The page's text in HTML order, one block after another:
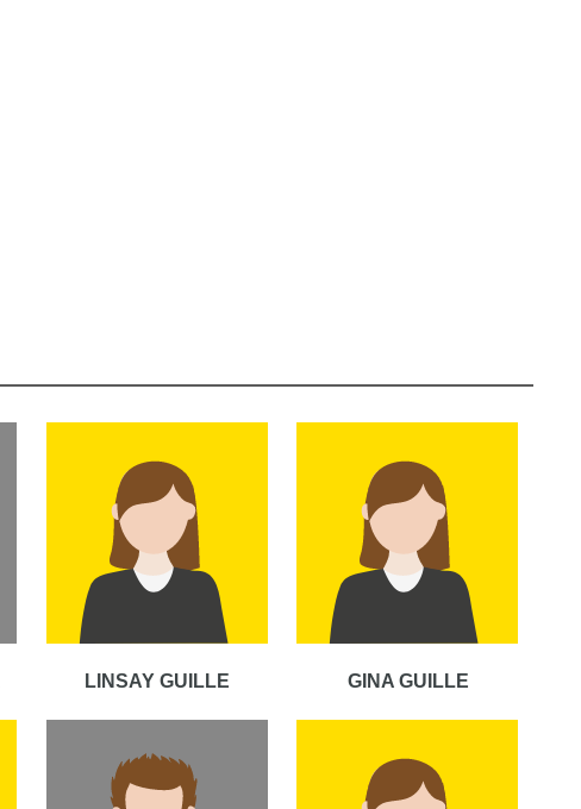
LINSAY GUILLE GINA GUILLE